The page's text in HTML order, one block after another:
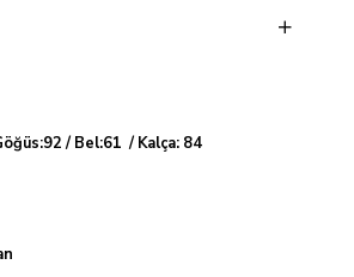
/ Bel:61 / Kalça: 84